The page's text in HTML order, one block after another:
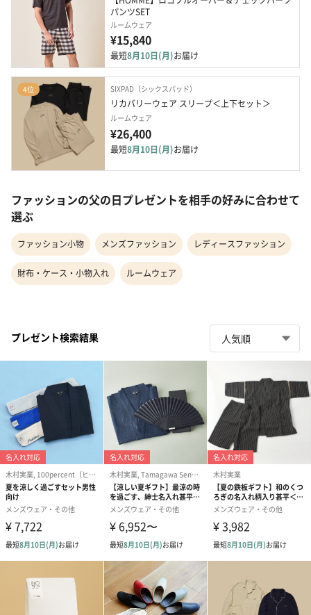
パンツSET
ルームウェア
¥15,840
最短8月10日(月)お届け
4位 SIXPAD（シックスパッド）
リカバリーウェア スリープ＜上下セット＞
ルームウェア
¥26,400
最短8月10日(月)お届け
ファッションの父の日プレゼントを相手の好みに合わせて
選ぶ
ファッション小物 メンズファッション レディースファッション
財布・ケース・小物入れ ルームウェア
プレゼント検索結果